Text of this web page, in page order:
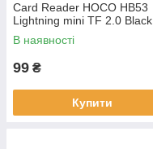
Card Reader HOCO HB53
Lightning mini TF 2.0 Black
В наявності
99 ₴
Купити